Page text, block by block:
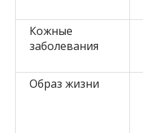
Кожные
заболевания
Образ жизни